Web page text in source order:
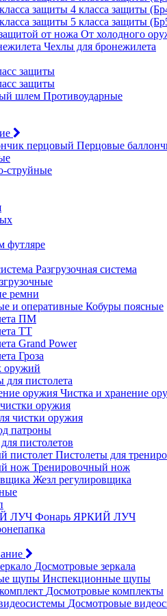
4 класса защиты
5 класса защиты
От холодного
Чехлы для бронежилета
защиты
защиты
Противоударные
Перцовые
струйные
футляре
Разгрузочная система
ремни
Кобуры поясные
ПМ
ТТ
Grand Power
Гроза
оружий
для пистолета
Чистка и хранение
оружия
чистки оружия
патроны
пистолетов
Пистолеты для
Тренировочный нож
Жезл регулировщика
Фонарь ЯРКИЙ ЛУЧ
Досмотровые зеркала
Инспекционные щупы
Досмотровые комплекты
Досмотровые